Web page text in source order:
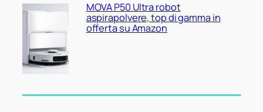
MOVA P50 Ultra robot
aspirapolvere, top di gamma in
offerta su Amazon